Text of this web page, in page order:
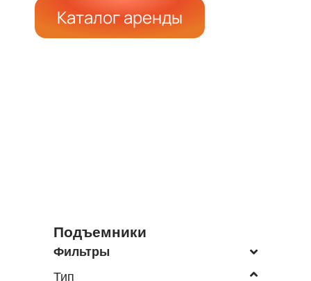
Каталог аренды
Подъемники
Фильтры
Тип